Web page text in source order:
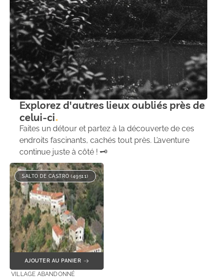
Explorez d'autres lieux oubliés près de
celui-ci
Faites un détour et partez à la découverte de ces
endroits fascinants, cachés tout près. L’aventure
continue juste à côté ! 🗝️
SALTO DE CASTRO (49511)
AJOUTER AU PANIER
VILLAGE ABANDONNÉ